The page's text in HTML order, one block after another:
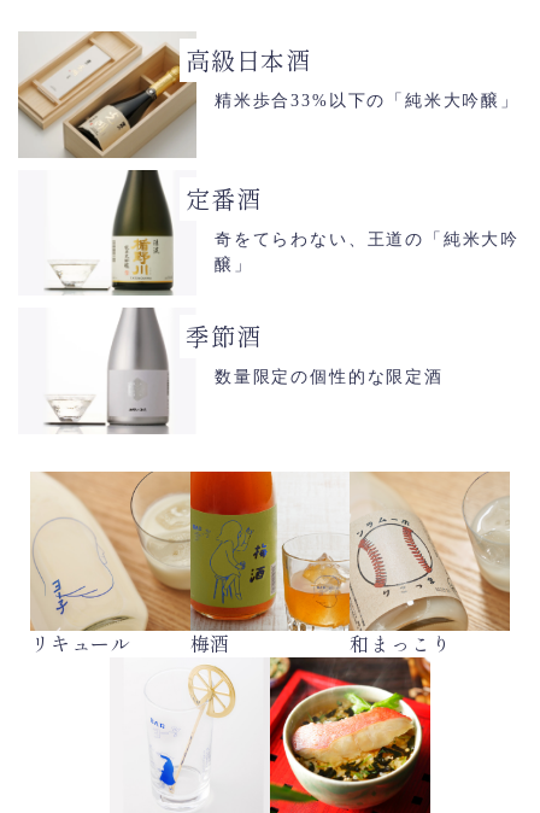
高級日本酒
精米歩合33%以下の「純米大吟醸」
定番酒
奇をてらわない、王道の「純米大吟
醸」
季節酒
数量限定の個性的な限定酒
リキュール 梅酒 和まっこり